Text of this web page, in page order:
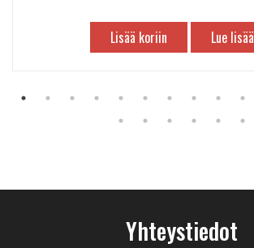
Lisää koriin Lue lisää
Yhteystiedot